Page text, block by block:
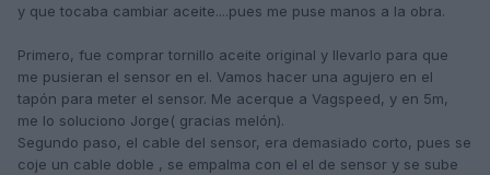
y que tocaba cambiar aceite....pues me puse manos a la obra.
Primero, fue comprar tornillo aceite original y llevarlo para que
me pusieran el sensor en el. Vamos hacer una agujero en el
tapón para meter el sensor. Me acerque a Vagspeed, y en 5m,
me lo soluciono Jorge( gracias melón).
Segundo paso, el cable del sensor, era demasiado corto, pues se
coje un cable doble , se empalma con el el de sensor y se sube